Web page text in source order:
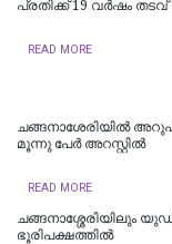
പ്രതിക്ക് 19 വർഷം തടവ്
READ MORE
ച​ങ്ങ​നാ​ശേ​രി​യി​ല്‍
മൂന്നു പേ​ർ അ​റ​സ്റ്റി​ൽ
READ MORE
ചങ്ങനാശ്ശേരിയിലും
ഭൂരിപക്ഷത്തില്‍